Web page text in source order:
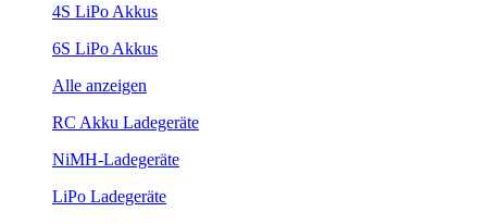
4S LiPo Akkus
6S LiPo Akkus
Alle anzeigen
RC Akku Ladegeräte
NiMH-Ladegeräte
LiPo Ladegeräte